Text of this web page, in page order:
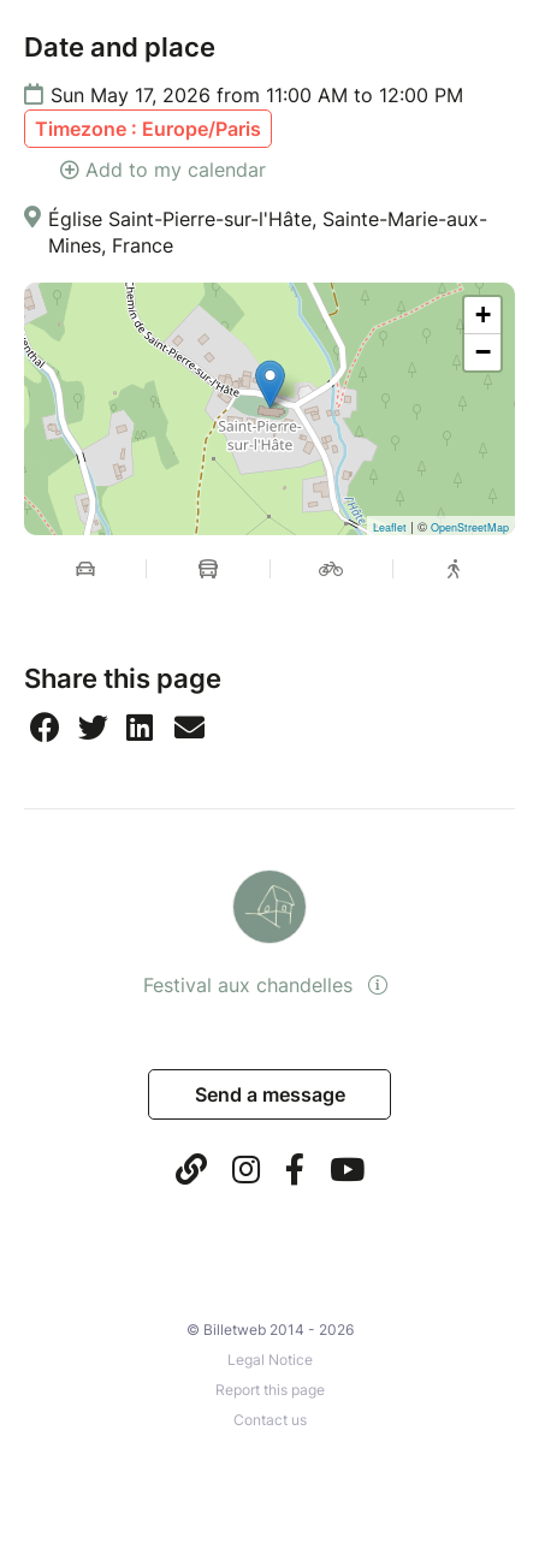
Date and place
Sun May 17, 2026 from 11:00 AM to 12:00 PM
Timezone : Europe/Paris
Add to my calendar
Église Saint-Pierre-sur-l'Hâte, Sainte-Marie-aux-
Mines, France
+
−
Leaflet | © OpenStreetMap
Share this page
Festival aux chandelles
Send a message
© Billetweb 2014 - 2026
Legal Notice
Report this page
Contact us